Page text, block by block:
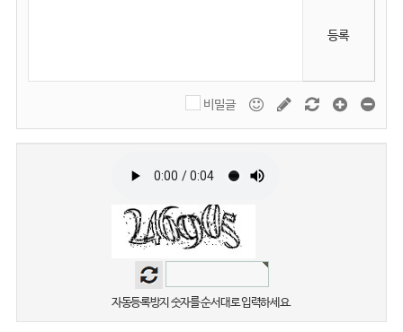
등록
비밀글
자동등록방지 숫자를 순서대로 입력하세요.